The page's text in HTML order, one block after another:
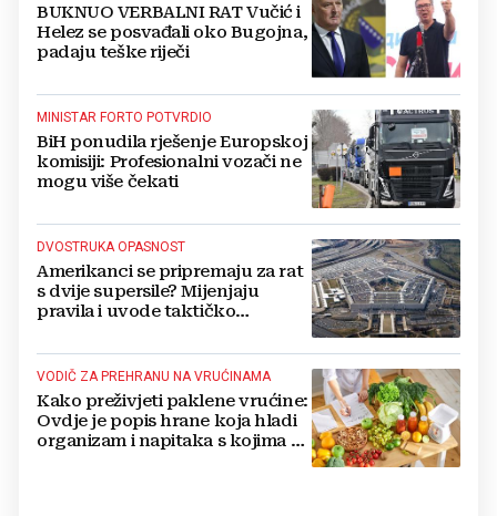
BUKNUO VERBALNI RAT Vučić i
Helez se posvađali oko Bugojna,
padaju teške riječi
MINISTAR FORTO POTVRDIO
BiH ponudila rješenje Europskoj
komisiji: Profesionalni vozači ne
mogu više čekati
DVOSTRUKA OPASNOST
Amerikanci se pripremaju za rat
s dvije supersile? Mijenjaju
pravila i uvode taktičko
VODIČ ZA PREHRANU NA VRUĆINAMA
Kako preživjeti paklene vrućine:
Ovdje je popis hrane koja hladi
organizam i napitaka s kojima si